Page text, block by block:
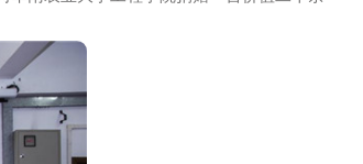
无人机操作手培训、农用无人机专用药剂
农业航空应用关键技术与华南农业大学开
全丰公司向华南农业大学工程学院捐赠一